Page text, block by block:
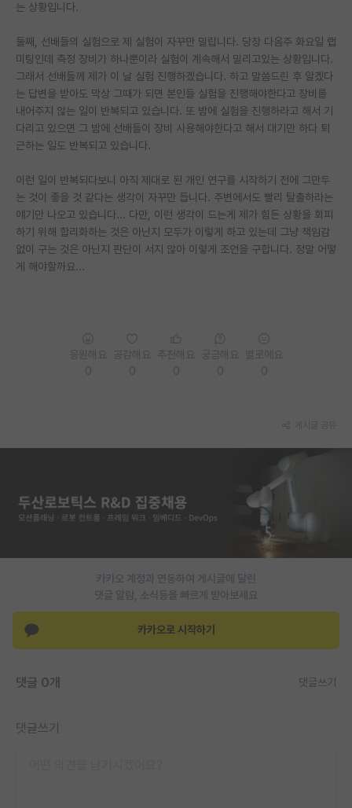
학부 인턴 게시판
취업 게시판
임용 후기 게시판
PI 전용 게시판
인문사회 계열 게시판
특수/전문대학원 게시판
반도체/AI 게시판
재팬라운지 🌸
는 상황입니다.
둘째, 선배들의 실험으로 제 실험이 자꾸만 밀립니다. 당장 다음주 화요일 랩
미팅인데 측정 장비가 하나뿐이라 실험이 계속해서 밀리고있는 상황입니다.
그래서 선배들께 제가 이 날 실험 진행하겠습니다. 하고 말씀드린 후 알겠다
는 답변을 받아도 막상 그때가 되면 본인들 실험을 진행해야한다고 장비를
내어주지 않는 일이 반복되고 있습니다. 또 밤에 실험을 진행하라고 해서 기
다리고 있으면 그 밤에 선배들이 장비 사용해야한다고 해서 대기만 하다 퇴
근하는 일도 반복되고 있습니다.
이런 일이 반복되다보니 아직 제대로 된 개인 연구를 시작하기 전에 그만두
는 것이 좋을 것 같다는 생각이 자꾸만 듭니다. 주변에서도 빨리 탈출하라는
얘기만 나오고 있습니다... 다만, 이런 생각이 드는게 제가 힘든 상황을 회피
하기 위해 합리화하는 것은 아닌지 모두가 이렇게 하고 있는데 그냥 책임감
없이 구는 것은 아닌지 판단이 서지 않아 이렇게 조언을 구합니다. 정말 어떻
게 해야할까요...
카카오 계정과 연동하여 게시글에 달린
댓글 알람, 소식등을 빠르게 받아보세요
카카오로 시작하기
댓글 0개 댓글쓰기
댓글쓰기